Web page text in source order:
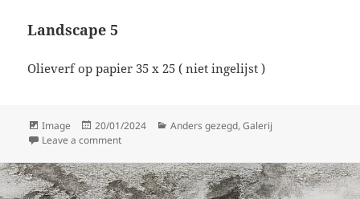
Landscape 5
Olieverf op papier 35 x 25 ( niet ingelijst )
Format
Image
Posted
on
20/01/2024 Categories
Anders gezegd,Galerij
Leave a commenton Landscape 5